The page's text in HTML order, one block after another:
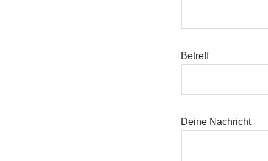
Betreff
Dei­ne Nachricht